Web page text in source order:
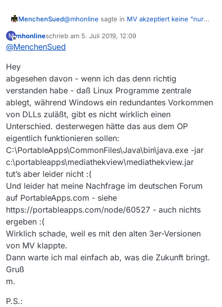
MenchenSued@mhonline sagte in MV akzeptiert keine "nur
lokale Java-Installation und starte das
Programm nur mit
~/Programme/jdk-11.0.2/bin/java -jar
MediathekView.jar
Unter Windows müsste es doch genau so
einfach sein, das entsprechende openjdk-
x.x.x_windows-x64_bin.zip auszupacken und
von dort zu starten.
M
Offline
mhonlineschrieb am 5. Juli 2019, 12:09
zuletzt editiert von
@MenchenSued
Hey
abgesehen davon - wenn ich das denn richtig
verstanden habe - daß Linux Programme zentrale
ablegt, während Windows ein redundantes Vorkommen
von DLLs zuläßt, gibt es nicht wirklich einen
Unterschied. desterwegen hätte das aus dem OP
eigentlich funktionieren sollen:
C:\PortableApps\CommonFiles\Java\bin\java.exe -jar
c:\portableapps\mediathekview\mediathekview.jar
tut’s aber leider nicht :(
Und leider hat meine Nachfrage im deutschen Forum
auf PortableApps.com - siehe
https://portableapps.com/node/60527 - auch nichts
ergeben :(
Wirklich schade, weil es mit den alten 3er-Versionen
von MV klappte.
Dann warte ich mal einfach ab, was die Zukunft bringt.
Gruß
m.
P.S.: